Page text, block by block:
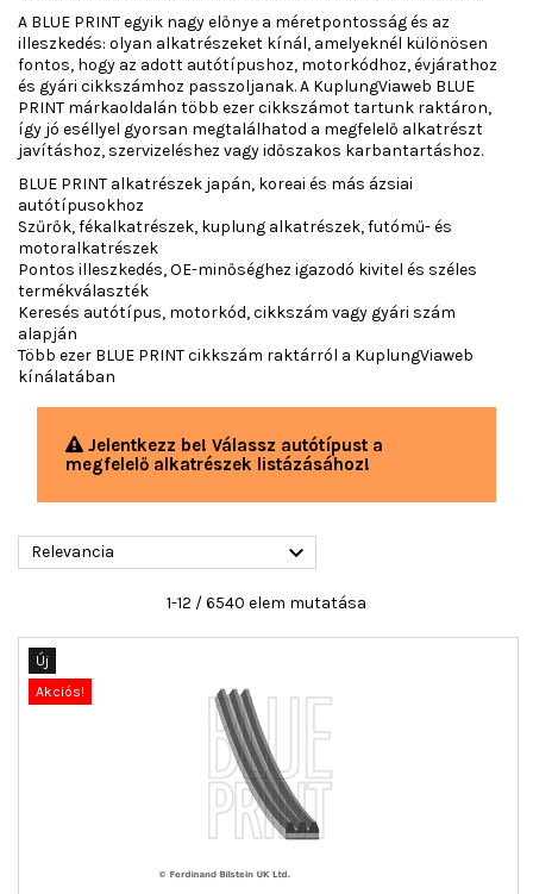
A BLUE PRINT egyik nagy előnye a méretpontosság és az
illeszkedés: olyan alkatrészeket kínál, amelyeknél különösen
fontos, hogy az adott autótípushoz, motorkódhoz, évjárathoz
és gyári cikkszámhoz passzoljanak. A KuplungViaweb BLUE
PRINT márkaoldalán több ezer cikkszámot tartunk raktáron,
így jó eséllyel gyorsan megtalálhatod a megfelelő alkatrészt
javításhoz, szervizeléshez vagy időszakos karbantartáshoz.
BLUE PRINT alkatrészek japán, koreai és más ázsiai
autótípusokhoz
Szűrők, fékalkatrészek, kuplung alkatrészek, futómű- és
motoralkatrészek
Pontos illeszkedés, OE-minőséghez igazodó kivitel és széles
termékválaszték
Keresés autótípus, motorkód, cikkszám vagy gyári szám
alapján
Több ezer BLUE PRINT cikkszám raktárról a KuplungViaweb
kínálatában
Jelentkezz be! Válassz autótípust a
megfelelő alkatrészek listázásához!
Relevancia 
1-12 / 6540 elem mutatása
Új
Akciós!